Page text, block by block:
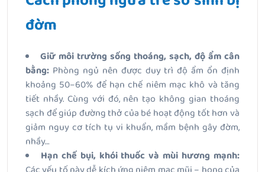
đờm
Giữ môi trường sống thoáng, sạch, độ ẩm cân
bằng: Phòng ngủ nên được duy trì độ ẩm ổn định
khoảng 50–60% để hạn chế niêm mạc khô và tăng
tiết nhầy. Cùng với đó, nên tạo không gian thoáng
sạch để giúp đường thở của bé hoạt động tốt hơn và
giảm nguy cơ tích tụ vi khuẩn, mầm bệnh gây đờm,
nhầy…
Hạn chế bụi, khói thuốc và mùi hương mạnh: